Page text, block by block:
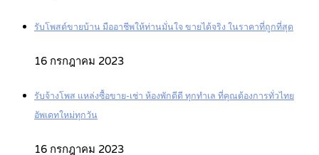
รับโพสต์ขายบ้าน มืออาชีพให้ท่านมั่นใจ ขายได้จริง ในราคาที่ถูกที่สุด
16 กรกฎาคม 2023
รับจ้างโพส แหล่งซื้อขาย-เช่า ห้องพักดีดี ทุกทำเล ที่คุณต้องการทั่วไทย
อัพเดทใหม่ทุกวัน
16 กรกฎาคม 2023